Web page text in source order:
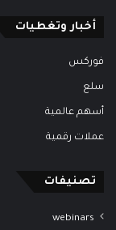
أخبار وتغطيات
فوركس
سلع
أسهم عالمية
عملات رقمية
تصنيفات
webinars